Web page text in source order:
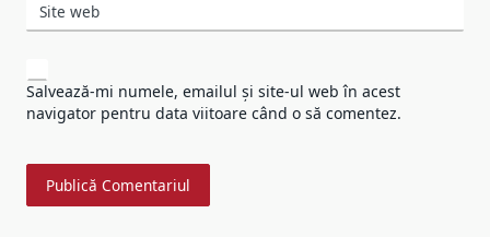
Site web
Salvează-mi numele, emailul și site-ul web în acest
navigator pentru data viitoare când o să comentez.